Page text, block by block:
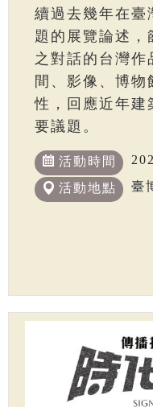
續過去幾年在臺
題的展覽論述，
之對話的台灣作
間、影像、博物
性，回應近年建
要議題。
活動時間
活動地點 臺